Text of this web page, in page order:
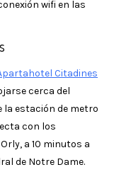
wifi en las
Citadines
cerca del
la estación de metro
con los
a 10 minutos a
de Notre Dame.